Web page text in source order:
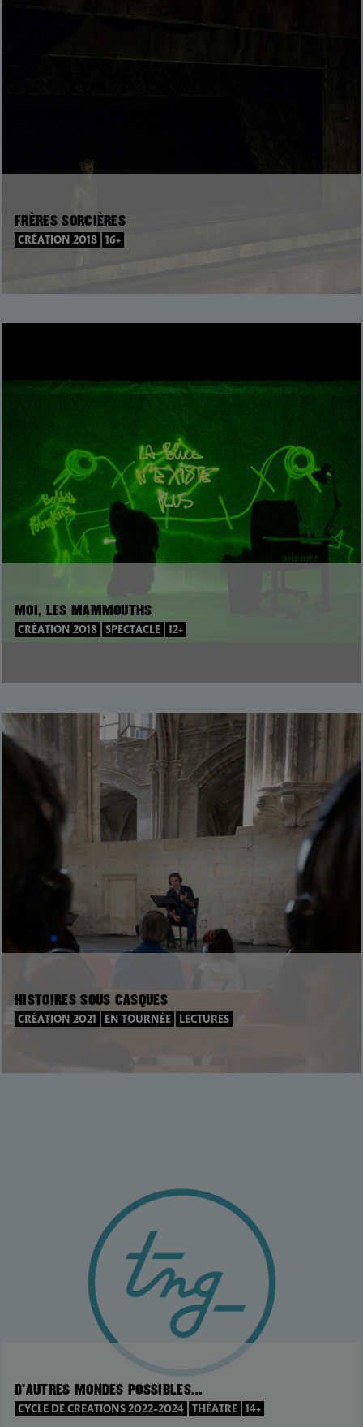
FRÈRES SORCIÈRES
CRÉATION 2018 16+
MOI, LES MAMMOUTHS
CRÉATION 2018 SPECTACLE 12+
HISTOIRES SOUS CASQUES
CRÉATION 2021 EN TOURNÉE LECTURES
D’AUTRES MONDES POSSIBLES…
CYCLE DE CREATIONS 2022-2024 THÉÂTRE 14+